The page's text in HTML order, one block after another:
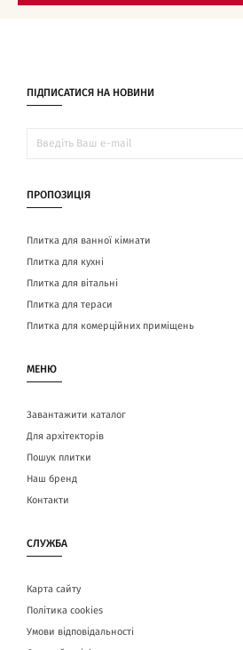
ПІДПИСАТИСЯ НА НОВИНИ
ПРОПОЗИЦІЯ
Плитка для ванної кімнати
Плитка для кухні
Плитка для вітальні
Плитка для тераси
Плитка для комерційних приміщень
МЕНЮ
Завантажити каталог
Для архітекторів
Пошук плитки
Наш бренд
Контакти
СЛУЖБА
Карта сайту
Політика cookies
Умови відповідальності